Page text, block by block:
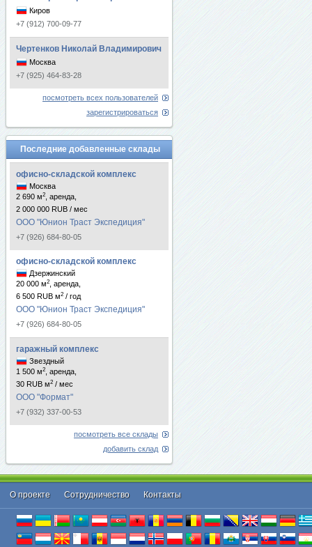
Киров
+7 (912) 700-09-77
Чертенков Николай Владимирович
Москва
+7 (925) 464-83-28
посмотреть всех пользователей
зарегистрироваться
Последние добавленные склады
офисно-складской комплекс
Москва
2 690 м2
, аренда,
2 000 000 RUB / мес
ООО "Юнион Траст Экспедиция"
+7 (926) 684-80-05
офисно-складской комплекс
Дзержинский
20 000 м2
, аренда,
6 500 RUB м2 / год
ООО "Юнион Траст Экспедиция"
+7 (926) 684-80-05
гаражный комплекс
Звездный
1 500 м2
, аренда,
30 RUB м2 / мес
ООО "Формат"
+7 (932) 337-00-53
посмотреть все склады
добавить склад
О проекте Cотрудничество Контакты